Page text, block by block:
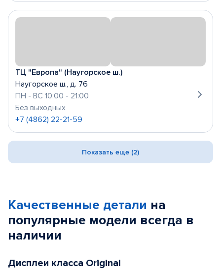
ТЦ "Европа" (Наугорское ш.)
Наугорское ш., д. 76
ПН - ВС 10:00 - 21:00
Без выходных
+7 (4862) 22-21-59
Показать еще (2)
Качественные детали на
популярные модели всегда в
наличии
Дисплеи класса Original